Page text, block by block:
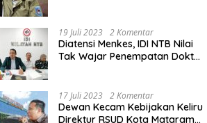
19 Juli 2023 2 Komentar
Diatensi Menkes, IDI NTB Nilai
Tak Wajar Penempatan Dokter
17 Juli 2023 2 Komentar
Dewan Kecam Kebijakan Keliru
Direktur RSUD Kota Mataram